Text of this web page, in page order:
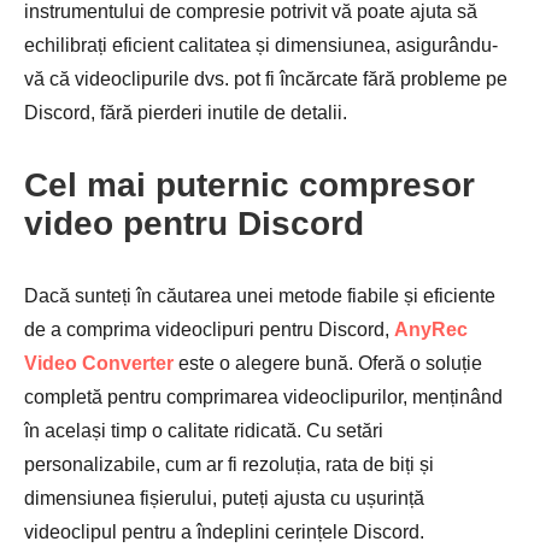
instrumentului de compresie potrivit vă poate ajuta să
echilibrați eficient calitatea și dimensiunea, asigurându-
vă că videoclipurile dvs. pot fi încărcate fără probleme pe
Discord, fără pierderi inutile de detalii.
Cel mai puternic compresor
video pentru Discord
Dacă sunteți în căutarea unei metode fiabile și eficiente
de a comprima videoclipuri pentru Discord, AnyRec
Video Converter este o alegere bună. Oferă o soluție
completă pentru comprimarea videoclipurilor, menținând
în același timp o calitate ridicată. Cu setări
personalizabile, cum ar fi rezoluția, rata de biți și
dimensiunea fișierului, puteți ajusta cu ușurință
videoclipul pentru a îndeplini cerințele Discord.